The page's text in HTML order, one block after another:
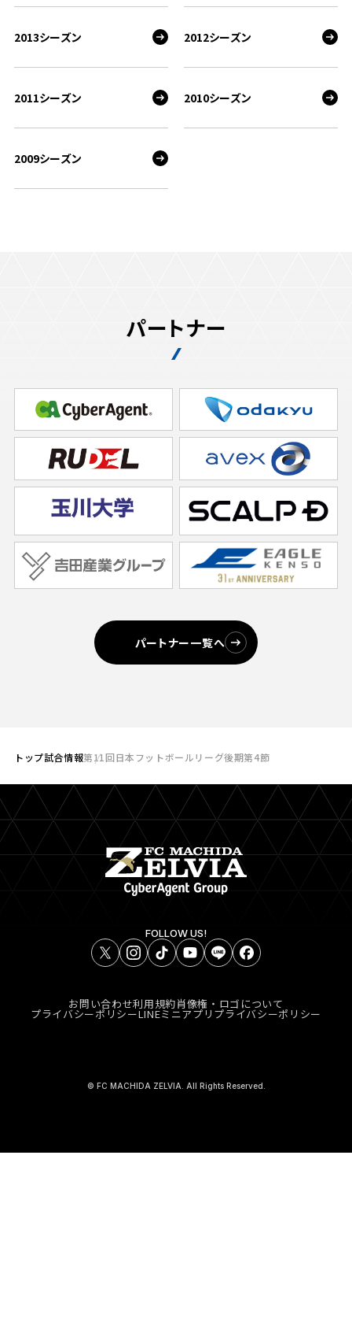
2013シーズン 2012シーズン
2011シーズン 2010シーズン
2009シーズン
パートナー
パートナー一覧へ
トップ試合情報第11回日本フットボールリーグ後期第4節
FOLLOW US!
お問い合わせ利用規約肖像権・ロゴについて
プライバシーポリシーLINEミニアプリプライバシーポリシー
© FC MACHIDA ZELVIA. All Rights Reserved.